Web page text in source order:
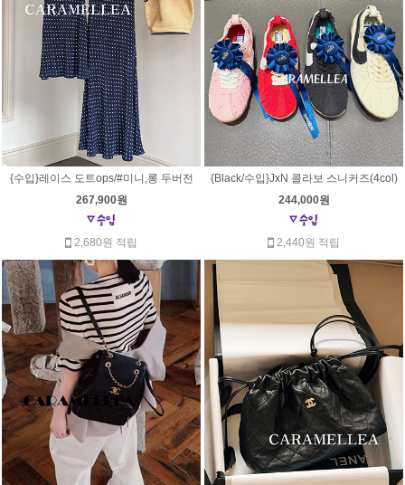
{수입}레이스 도트ops/#미니,롱 두버전
267,900원
2,680원 적립
{Black/수입}JxN 콜라보 스니커즈(4col)
244,000원
2,440원 적립